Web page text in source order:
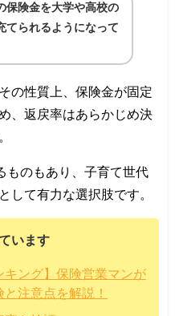
保険金を大学や高校の
てられるようになって
の性質上、保険金が固定
、返戻率はあらかじめ決
ものもあり、子育て世代
して有力な選択肢です。
います
キング】保険営業マンが
注意点を解説！